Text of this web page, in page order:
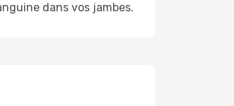
dans vos jambes.